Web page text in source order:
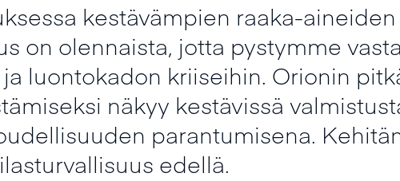
kestävämpien raaka-
on olennaista, jotta pystymme
luontokadon kriiseihin. Orionin
näkyy kestävissä
parantumisena.
edellä.